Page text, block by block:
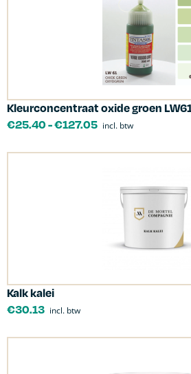
Kleurconcentraat oxide groen
€25.40-€127.05 incl. btw
Kalk kalei
€30.13 incl. btw